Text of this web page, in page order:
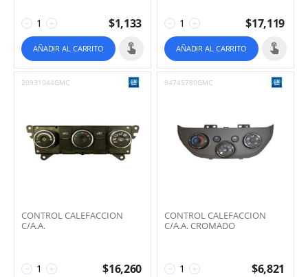
+
− $1,133
AÑADIR AL CARRITO
+
− $17,119
AÑADIR AL CARRITO
20931044GMC
CONTROL CALEFACCION
C/A.A.
+
− $16,260
94745780GMC
CONTROL CALEFACCION
C/A.A. CROMADO
+
− $6,821